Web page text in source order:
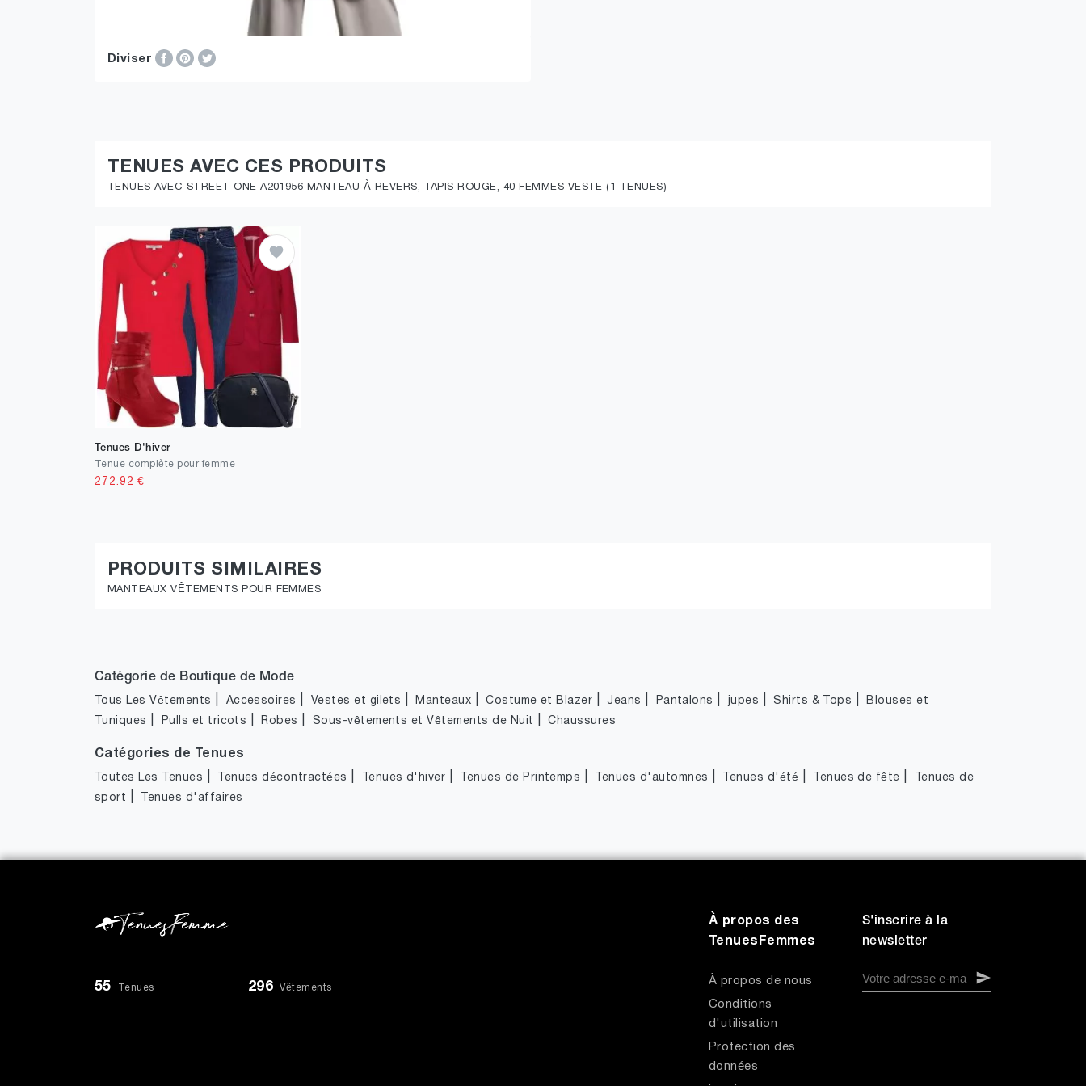
Diviser
TENUES AVEC CES PRODUITS
TENUES AVEC STREET ONE A201956 MANTEAU À REVERS, TAPIS ROUGE, 40 FEMMES VESTE (1 TENUES)
Tenues D'hiver
Tenue complète pour femme
272.92 €
PRODUITS SIMILAIRES
MANTEAUX VÊTEMENTS POUR FEMMES
Catégorie de Boutique de Mode
Tous Les Vêtements Accessoires Vestes et gilets Manteaux |Costume et Blazer |Jeans Pantalons jupes |Shirts & Tops
Blouses et
Tuniques
Pulls et tricots Robes Sous-vêtements et Vêtements de Nuit |Chaussures
Catégories de Tenues
Toutes Les Tenues Tenues décontractées Tenues d'hiver Tenues de Printemps Tenues d'automnes Tenues d'été Tenues de fête
Tenues de
sport
Tenues d'affaires
55 Tenues 296 Vêtements
À propos des
TenuesFemmes
À propos de nous
Conditions
d'utilisation
Protection des
données
S'inscrire à la
newsletter